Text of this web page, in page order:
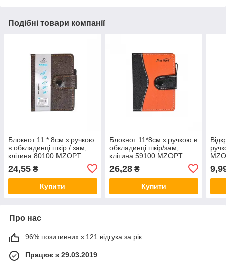
Подібні товари компанії
Блокнот 11 * 8см з ручкою
в обкладинці шкір / зам,
клітина 80100 MZOPT
24,55 ₴
Купити
Блокнот 11*8см з ручкою в
обкладинці шкір/зам,
клітина 59100 MZOPT
26,28₴
Купити
Про нас
96% позитивних з 121 відгука за рік
Працює з 29.03.2019